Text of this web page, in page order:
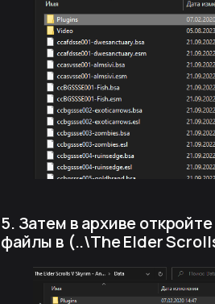
5. Затем в архиве
файлы в (..\The Elder